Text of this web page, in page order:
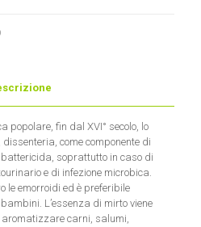
popolare, fin dal XVI° secolo, lo
come componente di
battericida, soprattutto in caso di
e di infezione microbica.
le emorroidi ed è preferibile
L’essenza di mirto viene
carni, salumi,